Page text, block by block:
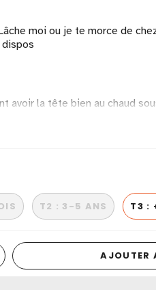
moi ou je te morce de
avoir la tête bien au chaud
biologique certifié GOTS
T2 : 3-5 ANS T3 :
AJOUTER